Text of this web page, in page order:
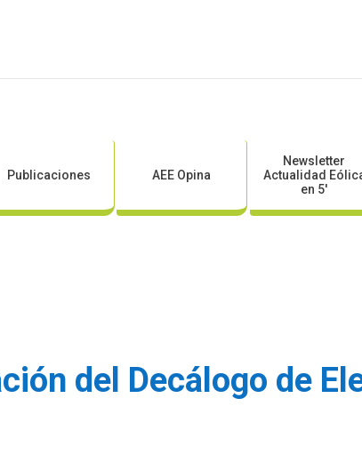
Publicaciones AEE Opina
Newsletter
Actualidad
en 5′
del Decálogo de